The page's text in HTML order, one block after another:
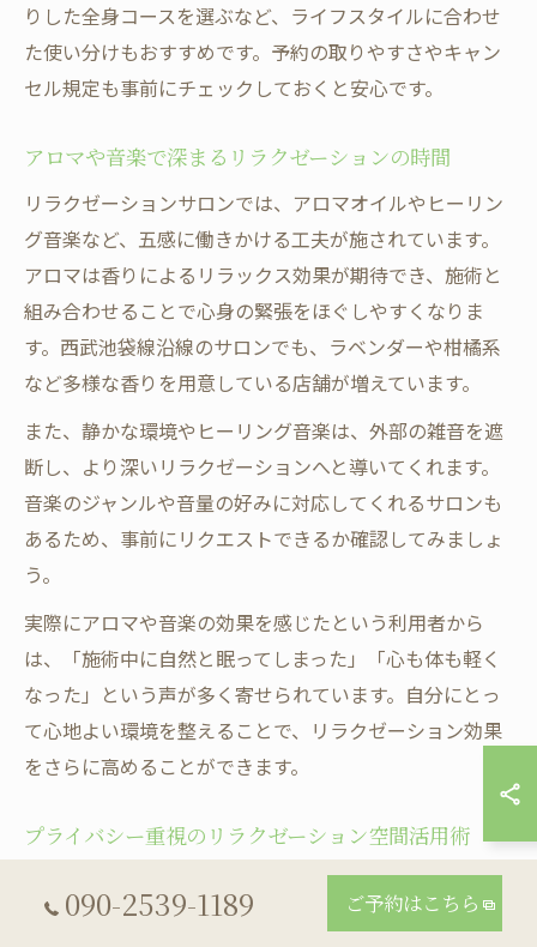
りした全身コースを選ぶなど、ライフスタイルに合わせ
た使い分けもおすすめです。予約の取りやすさやキャン
セル規定も事前にチェックしておくと安心です。
アロマや音楽で深まるリラクゼーションの時間
リラクゼーションサロンでは、アロマオイルやヒーリン
グ音楽など、五感に働きかける工夫が施されています。
アロマは香りによるリラックス効果が期待でき、施術と
組み合わせることで心身の緊張をほぐしやすくなりま
す。西武池袋線沿線のサロンでも、ラベンダーや柑橘系
など多様な香りを用意している店舗が増えています。
また、静かな環境やヒーリング音楽は、外部の雑音を遮
断し、より深いリラクゼーションへと導いてくれます。
音楽のジャンルや音量の好みに対応してくれるサロンも
あるため、事前にリクエストできるか確認してみましょ
う。
実際にアロマや音楽の効果を感じたという利用者から
は、「施術中に自然と眠ってしまった」「心も体も軽く
なった」という声が多く寄せられています。自分にとっ
て心地よい環境を整えることで、リラクゼーション効果
をさらに高めることができます。
プライバシー重視のリラクゼーション空間活用術
リラクゼーションサロン選びでは、プライバシーへの配
慮も大切なポイントです。完全個室や半個室、カーテン
090-2539-1189 ご予約はこちら